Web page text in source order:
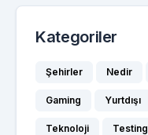
Kategoriler
Şehirler Nedir
Gaming Yurtdışı
Teknoloji Testing